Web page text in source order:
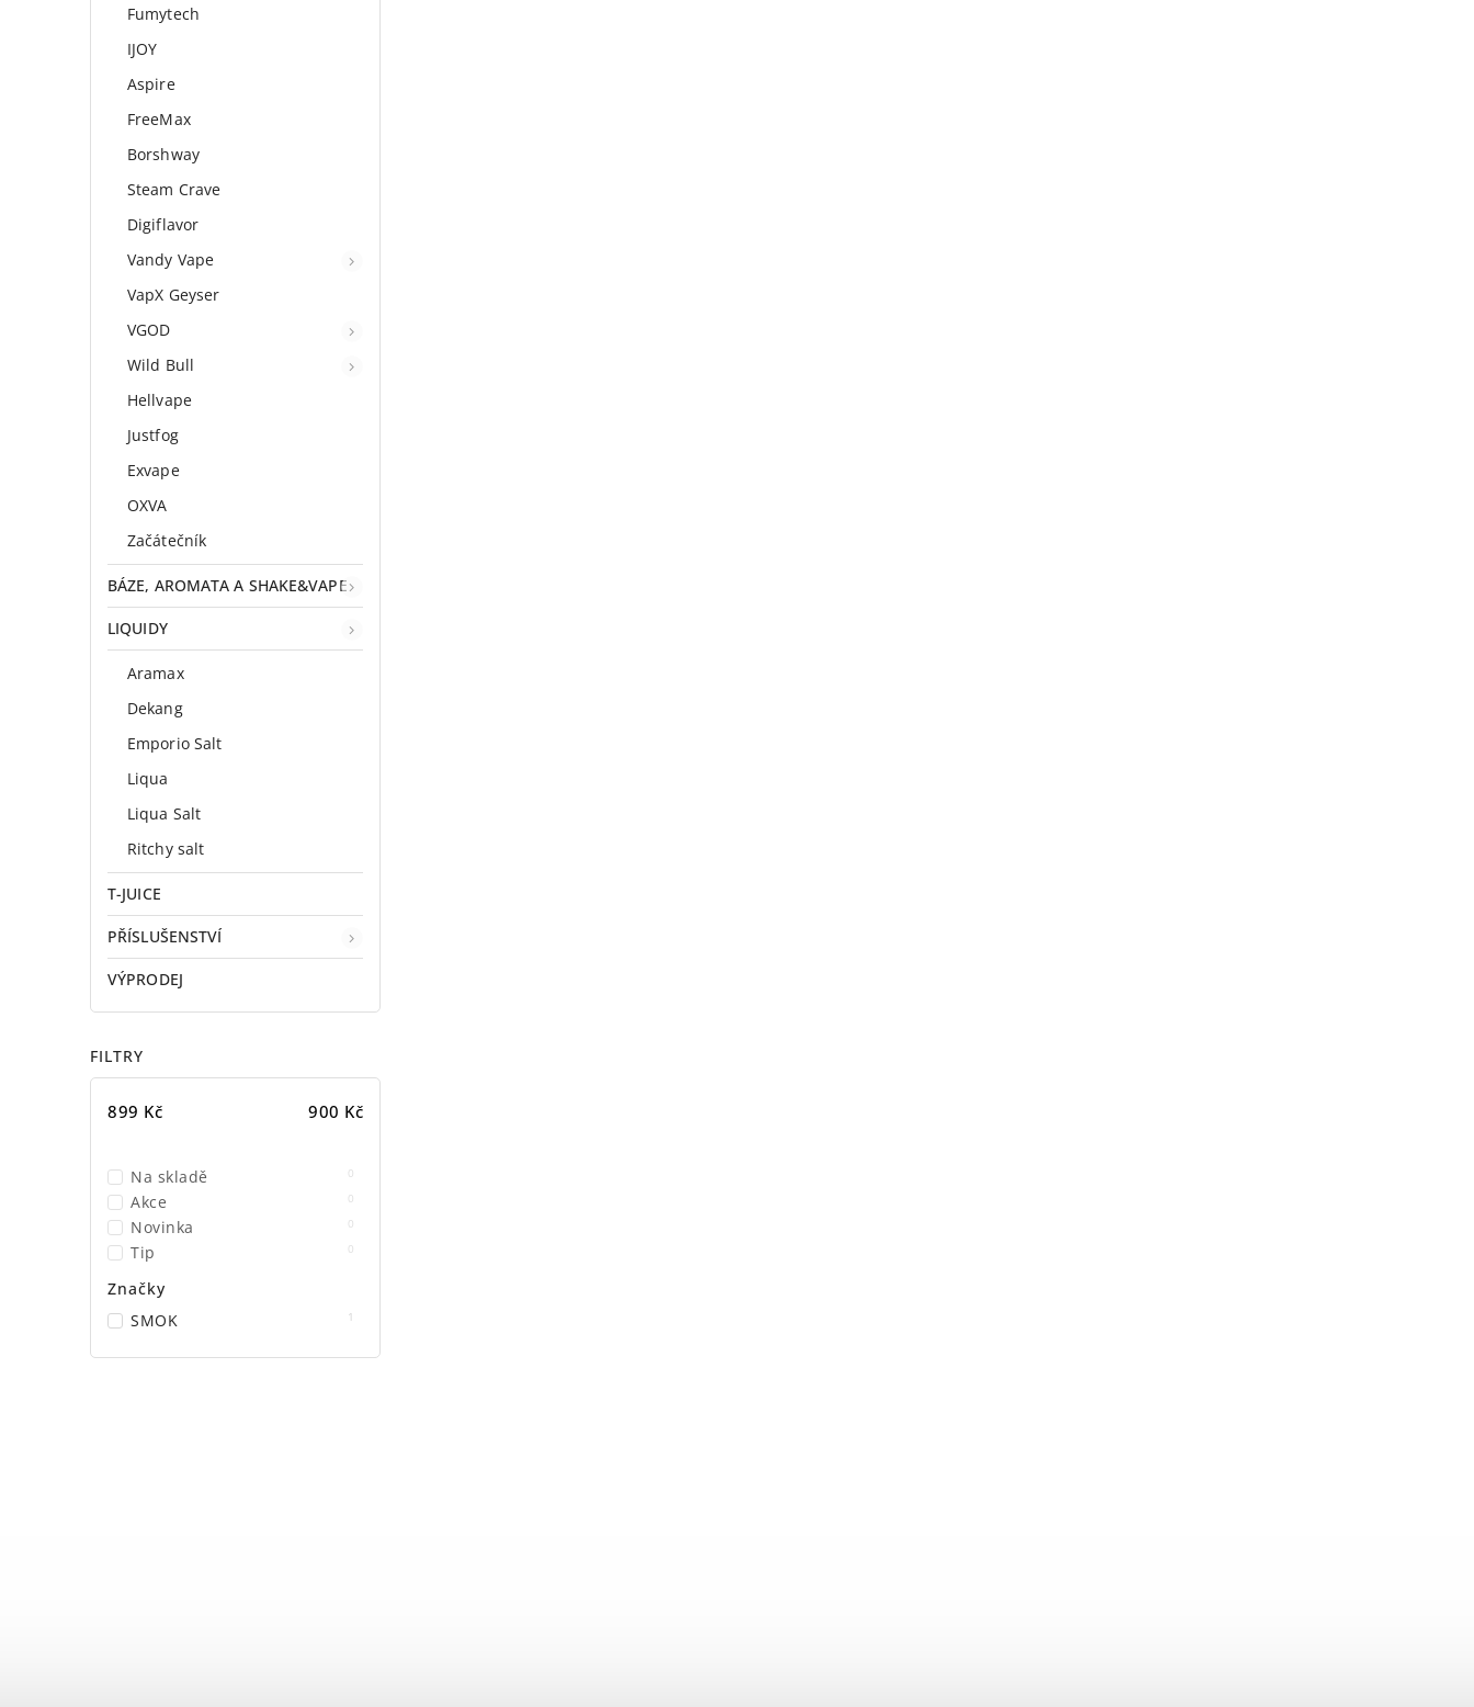
Fumytech
IJOY
Aspire
FreeMax
Borshway
Steam Crave
Digiflavor
Vandy Vape
VapX Geyser
VGOD
Wild Bull
Hellvape
Justfog
Exvape
OXVA
Začátečník
BÁZE, AROMATA A SHAKE&VAPE
LIQUIDY
Aramax
Dekang
Emporio Salt
Liqua
Liqua Salt
Ritchy salt
T-JUICE
PŘÍSLUŠENSTVÍ
VÝPRODEJ
FILTRY
899 Kč 900 Kč
Na skladě 0
Akce 0
Novinka 0
Tip 0
Značky
SMOK
1